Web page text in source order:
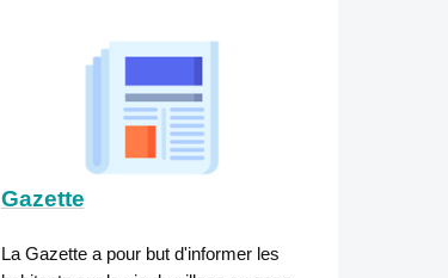
Gazette
La Gazette a pour but d'informer les